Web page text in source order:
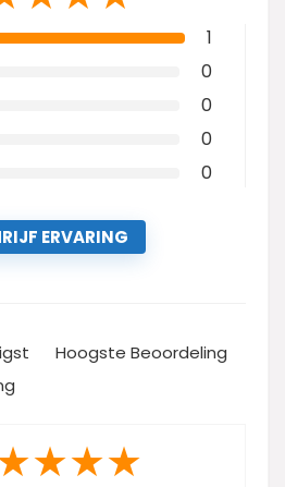
1
0
0
0
0
ERVARING
Hoogste Beoordeling
★★★